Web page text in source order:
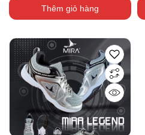
Thêm giỏ hàng